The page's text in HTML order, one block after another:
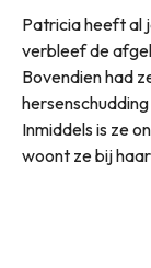
Patricia heeft al
verbleef de
Bovendien had
Inmiddels is ze
woont ze bij